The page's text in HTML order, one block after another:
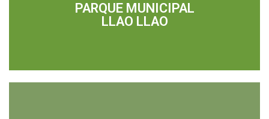
PARQUE MUNICIPAL
LLAO LLAO